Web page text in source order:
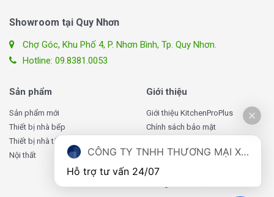
Showroom tại Quy Nhơn
Chợ Góc, Khu Phố 4, P. Nhơn Bình, Tp. Quy Nhơn.
Hotline: 09.8381.0053
Sản phẩm
Sản phẩm mới
Thiết bị nhà bếp
Thiết bị nhà tắm
Nội thất
Giới thiệu
Giới thiệu KitchenProPlus
Chính sách bảo mật
Chính sách đổi, trả hàng
Chính sách bảo hành
CÔNG TY TNHH THƯƠNG MẠI XUẤT NHẬP KHẨU TOMATE VIỆT NAM
Hỗ trợ tư vấn 24/07